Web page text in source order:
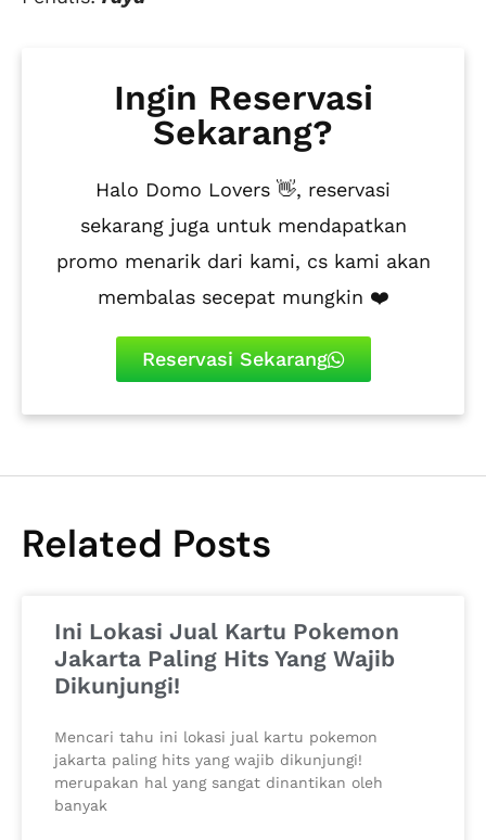
Ingin Reservasi
Sekarang?
Halo Domo Lovers 👋, reservasi
sekarang juga untuk mendapatkan
promo menarik dari kami, cs kami akan
membalas secepat mungkin ❤️
Reservasi Sekarang
Related Posts
Ini Lokasi Jual Kartu Pokemon
Jakarta Paling Hits Yang Wajib
Dikunjungi!
Mencari tahu ini lokasi jual kartu pokemon
jakarta paling hits yang wajib dikunjungi!
merupakan hal yang sangat dinantikan oleh
banyak